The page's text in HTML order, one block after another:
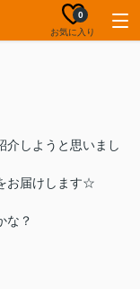
お気に入り
0
介しようと思いまし
お届けします☆
な？